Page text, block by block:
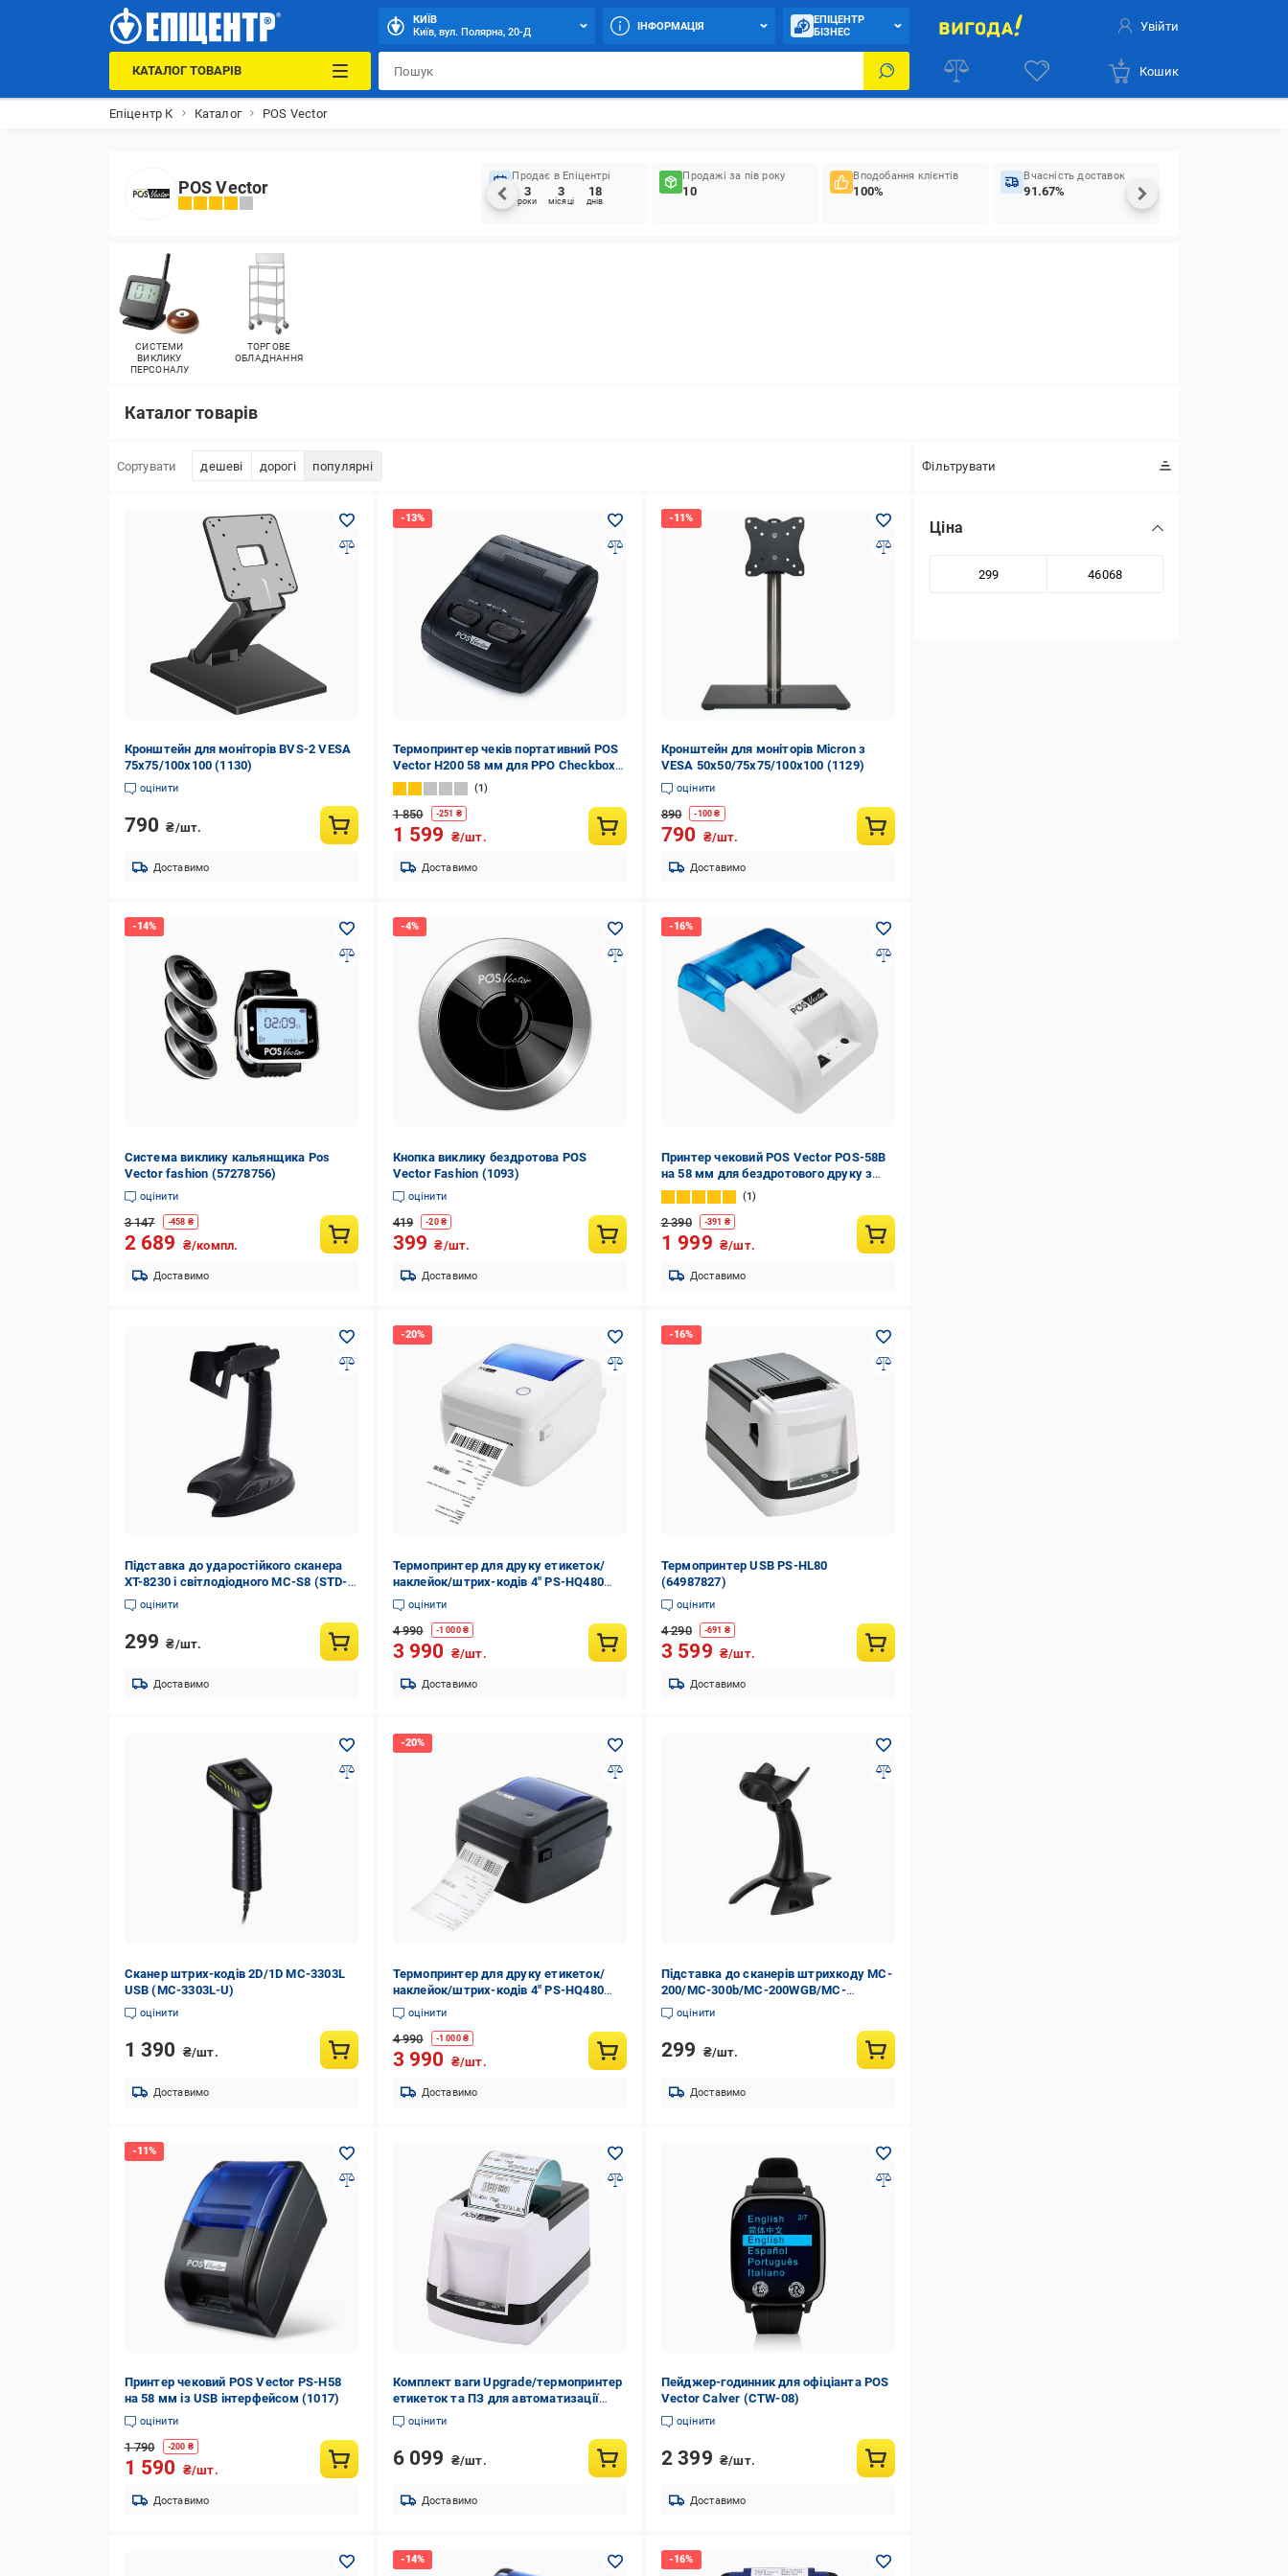
КИЇВ
Київ, вул. Полярна, 20-Д
ІНФОРМАЦІЯ
ЕПІЦЕНТР
БІЗНЕС
Увійти
КАТАЛОГ ТОВАРІВ Кошик
Епіцентр К Каталог POS Vector
POS Vector
Продає в Епіцентрі
3
роки
3
місяці
18
днів
Продажі за пів року
10
Вподобання клієнтів
100%
Вчасність доставок
91.67%
СИСТЕМИ
ВИКЛИКУ
ПЕРСОНАЛУ
ТОРГОВЕ
ОБЛАДНАННЯ
Каталог товарів
Сортувати дешеві дорогі популярні Фільтрувати
Кронштейн для моніторів BVS-2 VESA
75х75/100х100 (1130)
оцінити
790 ₴/шт.
Доставимо
Термопринтер чеків портативний POS
Vector H200 58 мм для PPO Checkbox
СОТА (1107)
1
1 850 -251 ₴
1 599 ₴/шт.
Доставимо
Кронштейн для моніторів Micron з
VESA 50х50/75х75/100х100 (1129)
оцінити
890 -100 ₴
790 ₴/шт.
Доставимо
Система виклику кальянщика Pos
Vector fashion (57278756)
оцінити
3 147 -458 ₴
2 689 ₴/компл.
Доставимо
Кнопка виклику бездротова POS
Vector Fashion (1093)
оцінити
419 -20₴
399 ₴/шт.
Доставимо
Принтер чековий POS Vector POS-58B
на 58 мм для бездротового друку з
планшета Білий (e17d8d86)
1
2 390 -391 ₴
1 999 ₴/шт.
Доставимо
Підставка до ударостійкого сканера
XT-8230 і світлодіодного MC-S8 (STD-
2) оцінити
299 ₴/шт.
Доставимо
Термопринтер для друку етикеток/
наклейок/штрих-кодів 4" PS-HQ480
(PS-HQ480-w)
оцінити
4 990 -1 000₴
3 990 ₴/шт.
Доставимо
Термопринтер USB PS-HL80
(64987827)
оцінити
4 290 -691 ₴
3 599 ₴/шт.
Доставимо
Сканер штрих-кодів 2D/1D MC-3303L
USB (MC-3303L-U)
оцінити
1 390 ₴/шт.
Доставимо
Термопринтер для друку етикеток/
наклейок/штрих-кодів 4" PS-HQ480
(PS-HQ480-b)
оцінити
4 990 -1 000₴
3 990 ₴/шт.
Доставимо
Підставка до сканерів штрихкоду MC-
200/MC-300b/MC-200WGB/MC-
300WG/MC-300WGB (STD-1)
оцінити
299 ₴/шт.
Доставимо
Принтер чековий POS Vector PS-H58
на 58 мм із USB інтерфейсом (1017)
оцінити
1 790 -200 ₴
1 590 ₴/шт.
Доставимо
Комплект ваги Upgrade/термопринтер
етикеток та ПЗ для автоматизації
торгівлі ваговими товарами
(26759504)
оцінити
6 099 ₴/шт.
Доставимо
Пейджер-годинник для офіціанта POS
Vector Calver (CTW-08)
оцінити
2 399 ₴/шт.
Доставимо
Ціна